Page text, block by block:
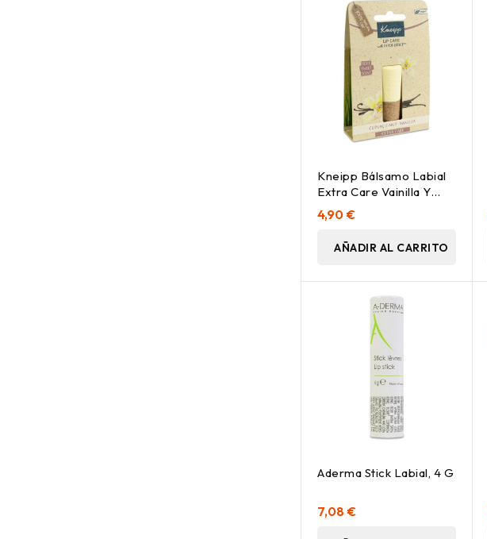
Kneipp Bálsamo Labial
Extra Care Vainilla Y
Cupuaçu 4_7G
4,90 €
AÑADIR AL CARRITO
Aderma Stick Labial, 4 G
7,08 €